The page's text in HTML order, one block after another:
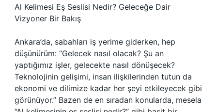
Al Kelimesi Eş Seslisi Nedir? Geleceğe Dair
Vizyoner Bir Bakış
Ankara’da, sabahları iş yerime giderken, hep
düşünürüm: “Gelecek nasıl olacak? Şu an
yaptığımız işler, gelecekte nasıl dönüşecek?
Teknolojinin gelişimi, insan ilişkilerinden tutun da
ekonomi ve dilimize kadar her şeyi etkileyecek gibi
görünüyor.” Bazen de en sıradan konularda, mesela